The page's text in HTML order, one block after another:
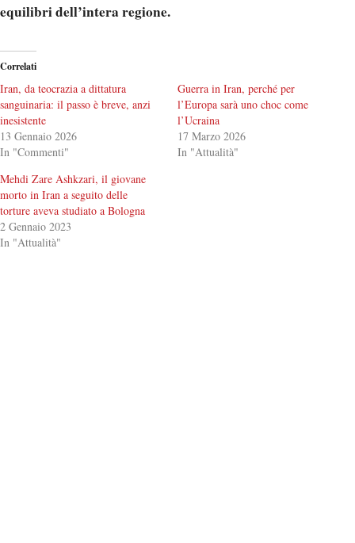
equilibri dell’intera regione.
Correlati
Iran, da teocrazia a dittatura
sanguinaria: il passo è breve, anzi
inesistente
13 Gennaio 2026
In "Commenti"
Guerra in Iran, perché per
l’Europa sarà uno choc come
l’Ucraina
17 Marzo 2026
In "Attualità"
Mehdi Zare Ashkzari, il giovane
morto in Iran a seguito delle
torture aveva studiato a Bologna
2 Gennaio 2023
In "Attualità"